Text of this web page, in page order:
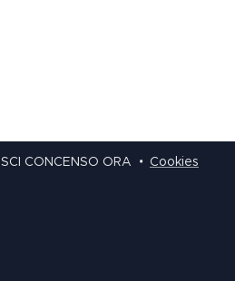
CONCENSO ORA Cookies